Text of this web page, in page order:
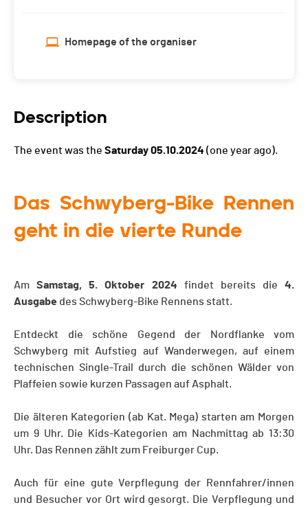
Homepage of the organiser
Description
The event was the Saturday 05.10.2024 (one year ago).
Das Schwyberg-Bike Rennen
geht in die vierte Runde
AmSamstag, 5. Oktober 2024 findet bereits die 4.
Ausgabe des Schwyberg-Bike Rennens statt.
Entdeckt die schöne Gegend der Nordflanke vom
Schwyberg mit Aufstieg auf Wanderwegen, auf einem
technischen Single-Trail durch die schönen Wälder von
Plaffeien sowie kurzen Passagen auf Asphalt.
Die älteren Kategorien (ab Kat. Mega) starten am Morgen
um 9 Uhr. Die Kids-Kategorien am Nachmittag ab 13:30
Uhr. Das Rennen zählt zum Freiburger Cup.
Auch für eine gute Verpflegung der Rennfahrer/innen
und Besucher vor Ort wird gesorgt. Die Verpflegung und